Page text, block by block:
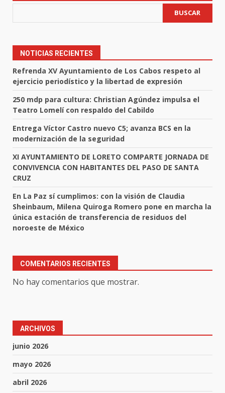
entradas BUSCAR
NOTICIAS RECIENTES
Refrenda XV Ayuntamiento de Los Cabos respeto al
ejercicio periodístico y la libertad de expresión
250 mdp para cultura: Christian Agúndez impulsa el
Teatro Lomelí con respaldo del Cabildo
Entrega Víctor Castro nuevo C5; avanza BCS en la
modernización de la seguridad
XI AYUNTAMIENTO DE LORETO COMPARTE JORNADA DE
CONVIVENCIA CON HABITANTES DEL PASO DE SANTA
CRUZ
En La Paz sí cumplimos: con la visión de Claudia
Sheinbaum, Milena Quiroga Romero pone en marcha la
única estación de transferencia de residuos del
noroeste de México
COMENTARIOS RECIENTES
No hay comentarios que mostrar.
ARCHIVOS
junio 2026
mayo 2026
abril 2026